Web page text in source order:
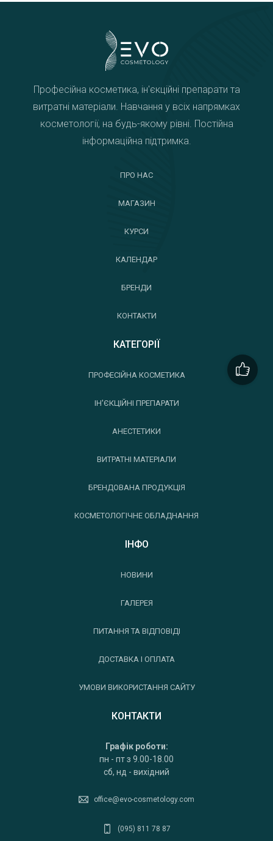
Професійна косметика, ін'єкційні препарати та
витратні матеріали. Навчання у всіх напрямках
косметології, на будь-якому рівні. Постійна
інформаційна підтримка.
ПРО НАС
МАГАЗИН
КУРСИ
КАЛЕНДАР
БРЕНДИ
КОНТАКТИ
КАТЕГОРІЇ
ПРОФЕСІЙНА КОСМЕТИКА
ІН'ЄКЦІЙНІ ПРЕПАРАТИ
АНЕСТЕТИКИ
ВИТРАТНІ МАТЕРІАЛИ
БРЕНДОВАНА ПРОДУКЦІЯ
КОСМЕТОЛОГІЧНЕ ОБЛАДНАННЯ
ІНФО
НОВИНИ
ГАЛЕРЕЯ
ПИТАННЯ ТА ВІДПОВІДІ
ДОСТАВКА І ОПЛАТА
УМОВИ ВИКОРИСТАННЯ САЙТУ
КОНТАКТИ
Графік роботи:
пн - пт з 9.00-18.00
сб, нд - вихідний
office@evo-cosmetology.com
(095) 811 78 87